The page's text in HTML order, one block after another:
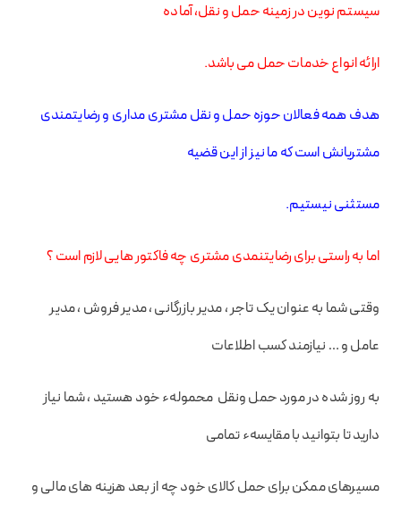
سیستم نویندر زمینه حمل و نقل، آماده
ارائه انواع خدمات حمل می باشد.
هدف همه فعالان حوزه حمل و نقل مشتری مداری و رضایتمندی
مشتریانش است که ما نیز از این قضیه
مستثنی نیستیم.
اما به راستی برای رضایتنمدی مشتری چه فاکتور هایی لازم است ؟
وقتی شما به عنوان یک تاجر ، مدیر بازرگانی ، مدیر فروش ، مدیر
عامل و … نیازمند کسب اطلاعات
به روز شده در مورد حمل ونقل محمولهء خود هستید ، شما نیاز
دارید تا بتوانید با مقایسهء تمامی
مسیرهای ممکن برای حمل کالای خود چه از بعد هزینه های مالی و